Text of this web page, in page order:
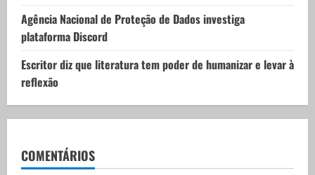
Agência Nacional de Proteção de Dados investiga
plataforma Discord
Escritor diz que literatura tem poder de humanizar e levar à
reflexão
COMENTÁRIOS